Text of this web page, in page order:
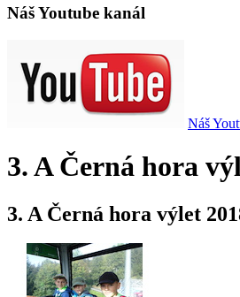
Náš Youtube kanál
Náš
3. A Černá hora
3. A Černá hora výlet